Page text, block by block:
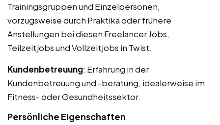
Trainingsgruppen und Einzelpersonen,
vorzugsweise durch Praktika oder frühere
Anstellungen bei diesen Freelancer Jobs,
Teilzeitjobs und Vollzeitjobs in Twist.
Kundenbetreuung: Erfahrung in der
Kundenbetreuung und -beratung, idealerweise im
Fitness- oder Gesundheitssektor.
Persönliche Eigenschaften